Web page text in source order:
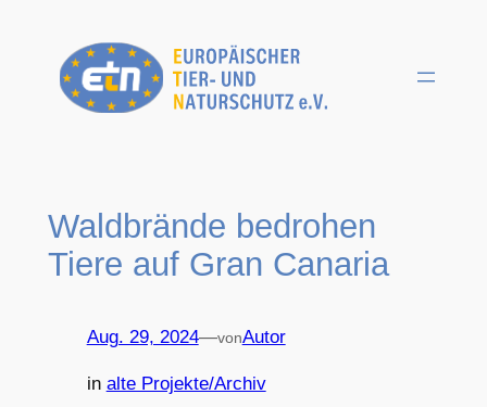
springen
Waldbrände bedrohen
Tiere auf Gran Canaria
Aug. 29, 2024—vonAutor
in alte Projekte/Archiv